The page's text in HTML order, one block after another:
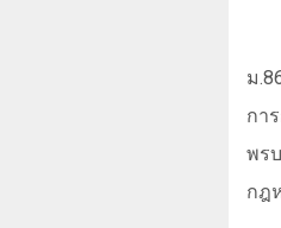
ม.
กา
พร
กฎ